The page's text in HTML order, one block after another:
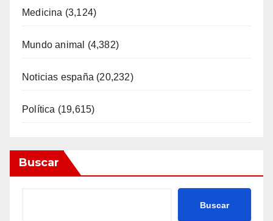
Medicina (3,124)
Mundo animal (4,382)
Noticias españa (20,232)
Política (19,615)
Buscar
Buscar